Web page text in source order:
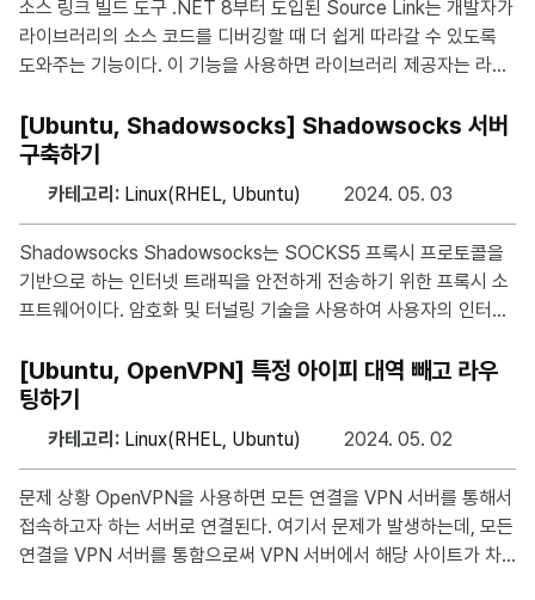
lient = new TcpClient(ip, port) { NoDela
소스 링크 빌드 도구 .NET 8부터 도입된 Source Link는 개발자가
라이브러리의 소스 코드를 디버깅할 때 더 쉽게 따라갈 수 있도록
도와주는 기능이다. 이 기능을 사용하면 라이브러리 제공자는 라이
정의된 위치를 나타내는 정보를 생성한다. IDE나 디버거는 NuGet
패키지에서 제공되는 Source Link 정보를 사용하여 필요한 경우
소스 코드 파일을 자동으로 다운로드하고 불러오는데, 이는 개발자
가 외부 라이브러리의 소스 코드를 보다 쉽게 이해하고 디버깅할 수
상황 빌드한 결과가 아래 사진과 같이 제품 버전에 접미사가 붙어서
빌드된다. 사
[Ubuntu, Shadowsocks] Shadowsocks 서버
구축하기
카테고리: Linux(RHEL, Ubuntu) 2024. 05. 03
Shadowsocks Shadowsocks는 SOCKS5 프록시 프로토콜을
기반으로 하는 인터넷 트래픽을 안전하게 전송하기 위한 프록시 소
프트웨어이다. 암호화 및 터널링 기술을 사용하여 사용자의 인터넷
로 사용된다. 이처럼 사용자가 개인 정보를 보호하고 인터넷 검열을
피하기 위해 사용하지만 기업에서 원격 액세스 및 보안 터널링에도
활용된다. https://github.com/shadowsocks ※ 본 게시글은 U
buntu 24.04 LTS 버전을 기준으로 작성되었습니다. 설치 방법 a
o apt-get update sudo apt install shadows
[Ubuntu, OpenVPN] 특정 아이피 대역 빼고 라우
팅하기
카테고리: Linux(RHEL, Ubuntu) 2024. 05. 02
문제 상황 OpenVPN을 사용하면 모든 연결을 VPN 서버를 통해서
접속하고자 하는 서버로 연결된다. 여기서 문제가 발생하는데, 모든
연결을 VPN 서버를 통함으로써 VPN 서버에서 해당 사이트가 차